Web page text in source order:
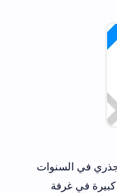
جذري في السنوات
في غرفة